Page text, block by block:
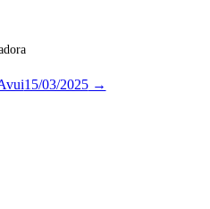
15/03/2025→